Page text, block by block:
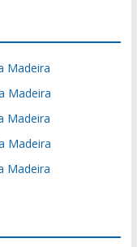
Madeira
Madeira
Madeira
Madeira
Madeira